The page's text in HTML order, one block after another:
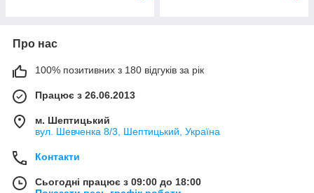
Про нас
100% позитивних з 180 відгуків за рік
Працює з 26.06.2013
м. Шептицький
вул. Шевченка 8/3, Шептицький, Україна
Контакти
Сьогодні працює з 09:00 до 18:00